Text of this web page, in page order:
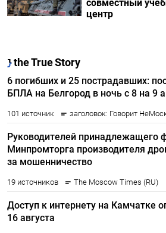
совместный
центр